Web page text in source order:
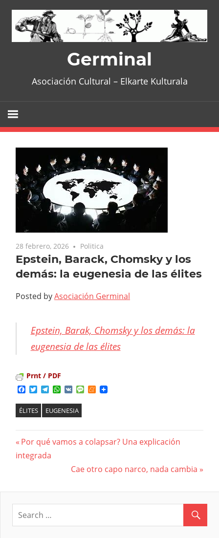
content
Germinal
Asociación Cultural – Elkarte Kulturala
28 febrero, 2026 Politica
Epstein, Barack, Chomsky y los
demás: la eugenesia de las élites
Posted byAsociación Germinal
Epstein, Barak, Chomsky y los demás: la
eugenesia de las élites
Prnt / PDF
Facebook
TwitterTelegram
WhatsApp
VK MessageMeneame
ÉLITES EUGENESIA
Navegación
entradas
Previous
Post:
Por qué vamos a colapsar? Una explicación
integrada
Next
Cae otro capo narco, nada cambia